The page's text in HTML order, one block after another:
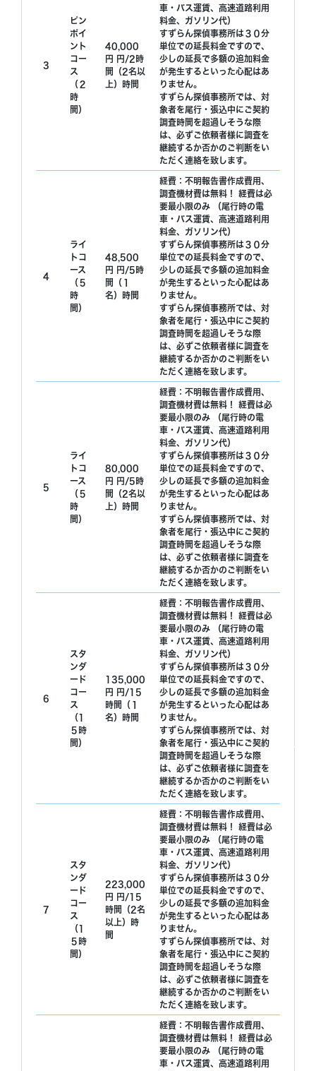
3
ピン
ポイ
ント
コー
ス
（２
時
間）
40,000
円 円/2時
間（2名以
上）時間
車・バス運賃、高速道路利用
料金、ガソリン代）
すずらん探偵事務所は３０分
単位での延長料金ですので、
少しの延長で多額の追加料金
が発生するといった心配はあ
りません。
すずらん探偵事務所では、対
象者を尾行・張込中にご契約
調査時間を超過しそうな際
は、必ずご依頼者様に調査を
継続するか否かのご判断をい
ただく連絡を致します。
4
ライ
トコ
ース
（５
時
間）
48,500
円 円/5時
間（１
名）時間
経費：不明報告書作成費用、
調査機材費は無料！ 経費は必
要最小限のみ （尾行時の電
車・バス運賃、高速道路利用
料金、ガソリン代）
すずらん探偵事務所は３０分
単位での延長料金ですので、
少しの延長で多額の追加料金
が発生するといった心配はあ
りません。
すずらん探偵事務所では、対
象者を尾行・張込中にご契約
調査時間を超過しそうな際
は、必ずご依頼者様に調査を
継続するか否かのご判断をい
ただく連絡を致します。
5
ライ
トコ
ース
（５
時
間）
80,000
円 円/5時
間（2名以
上）時間
経費：不明報告書作成費用、
調査機材費は無料！ 経費は必
要最小限のみ （尾行時の電
車・バス運賃、高速道路利用
料金、ガソリン代）
すずらん探偵事務所は３０分
単位での延長料金ですので、
少しの延長で多額の追加料金
が発生するといった心配はあ
りません。
すずらん探偵事務所では、対
象者を尾行・張込中にご契約
調査時間を超過しそうな際
は、必ずご依頼者様に調査を
継続するか否かのご判断をい
ただく連絡を致します。
6
スタ
ンダ
ード
コー
ス
（1
５時
間）
135,000
円 円/15
時間（１
名）時間
経費：不明報告書作成費用、
調査機材費は無料！ 経費は必
要最小限のみ （尾行時の電
車・バス運賃、高速道路利用
料金、ガソリン代）
すずらん探偵事務所は３０分
単位での延長料金ですので、
少しの延長で多額の追加料金
が発生するといった心配はあ
りません。
すずらん探偵事務所では、対
象者を尾行・張込中にご契約
調査時間を超過しそうな際
は、必ずご依頼者様に調査を
継続するか否かのご判断をい
ただく連絡を致します。
7
スタ
ンダ
ード
コー
ス
（1
５時
間）
223,000
円 円/15
時間（2名
以上）時
間
経費：不明報告書作成費用、
調査機材費は無料！ 経費は必
要最小限のみ （尾行時の電
車・バス運賃、高速道路利用
料金、ガソリン代）
すずらん探偵事務所は３０分
単位での延長料金ですので、
少しの延長で多額の追加料金
が発生するといった心配はあ
りません。
すずらん探偵事務所では、対
象者を尾行・張込中にご契約
調査時間を超過しそうな際
は、必ずご依頼者様に調査を
継続するか否かのご判断をい
ただく連絡を致します。
経費：不明報告書作成費用、
調査機材費は無料！ 経費は必
要最小限のみ （尾行時の電
車・バス運賃、高速道路利用